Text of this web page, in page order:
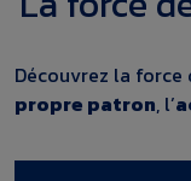
Découvrez la force
propre patron, l’